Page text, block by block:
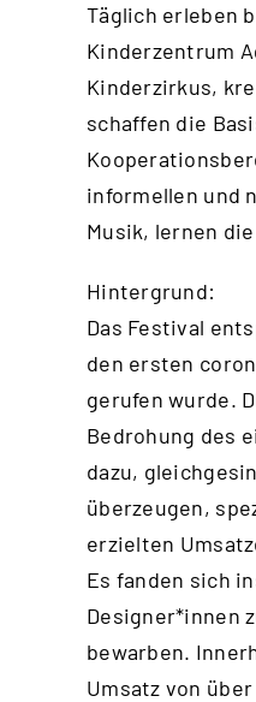
Täglich erleben
Kinderzentrum
Kinderzirkus,
schaffen die
informellen und
Musik, lernen
Hintergrund:
Das Festival
den ersten
gerufen wurde.
Bedrohung des
dazu,
überzeugen,
erzielten
Es fanden sich
Designer*innen
bewarben.
Umsatz von